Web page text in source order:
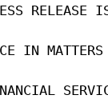
RELEASE
IN